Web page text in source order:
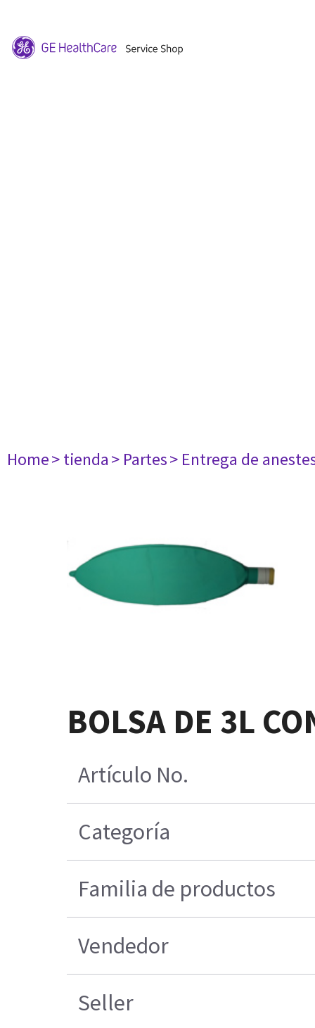
Home> tienda> Partes> Entrega de
BOLSA DE 3L
Artículo No.
Categoría
Familia de productos
Vendedor
Seller